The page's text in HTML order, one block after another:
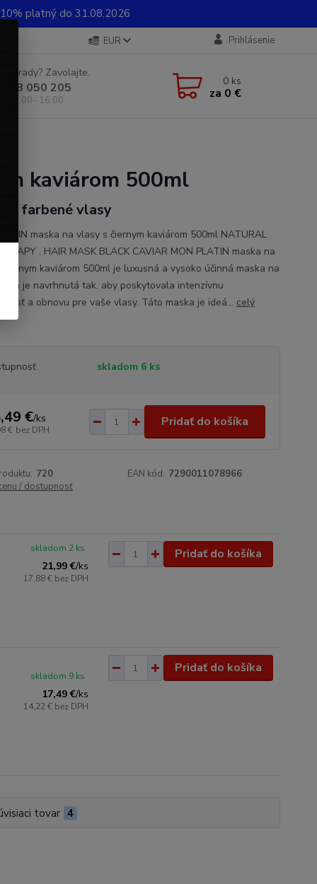
10% platný do 31.08.2026
EUR Prihlásenie
si rady? Zavolajte.
948 050 205
od 8.00- 16.00
0 ks
za 0 €
kaviárom 500ml
a farbené vlasy
maska na vlasy s čiernym kaviárom 500ml NATURAL
, HAIR MASK BLACK CAVIAR MON PLATIN maska na
kaviárom 500ml je luxusná a vysoko účinná maska na
ktorá je navrhnutá tak, aby poskytovala intenzívnu
a obnovu pre vaše vlasy. Táto maska je ideá... celý
skladom 6 ks
€/ks
€ bez DPH
Pridať do košíka
720 EAN kód: 7290011078966
/ dostupnosť
21,99 €/ks
17,88 € bez DPH
skladom 2 ks Pridať do košíka
17,49 €/ks
14,22 € bez DPH
skladom 9 ks
Pridať do košíka
tovar 4